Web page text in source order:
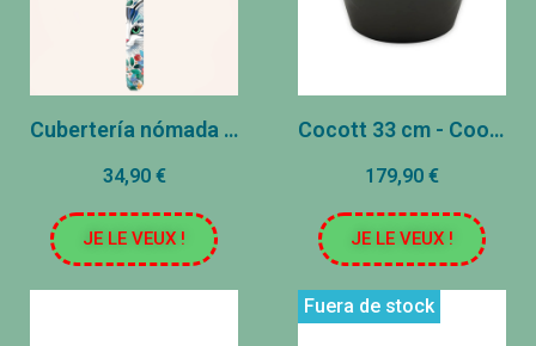
Cubertería nómada - Cat
34,90 €
JE LE VEUX !
Cocott 33 cm - Cookut - Moka
179,90 €
JE LE VEUX !
Fuera de stock